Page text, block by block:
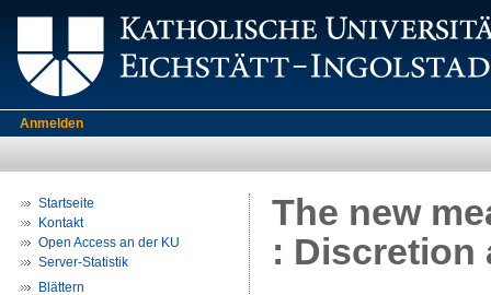
Anmelden
Startseite
Kontakt
Open Access an der KU
Server-Statistik
Blättern
The new
: Discretion